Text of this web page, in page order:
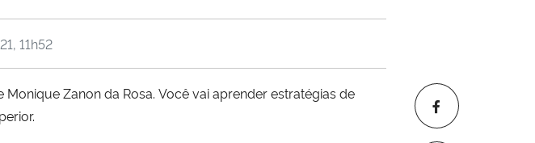
11h52
Zanon da Rosa. Você vai aprender estratégias de